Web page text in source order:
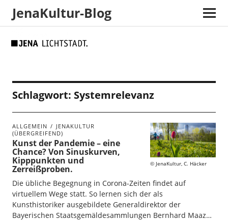
map
JenaKultur-Blog
Schlagwort: Systemrelevanz
JenaKultur, C. Häcker
ALLGEMEIN
JENAKULTUR
(ÜBERGREIFEND)
Kunst der Pandemie – eine
Chance? Von Sinuskurven,
Kipppunkten und
Zerreißproben.
Die übliche Begegnung in Corona-Zeiten findet auf
virtuellem Wege statt. So lernen sich der als
Kunsthistoriker ausgebildete Generaldirektor der
Bayerischen Staatsgemäldesammlungen Bernhard Maaz…